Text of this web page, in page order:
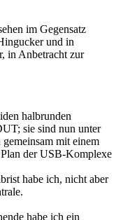
im Gegensatz
und in
in Anbetracht zur
halbrunden
sie sind nun unter
mit einem
der USB-Komplexe
habe ich, nicht aber
habe ich ein